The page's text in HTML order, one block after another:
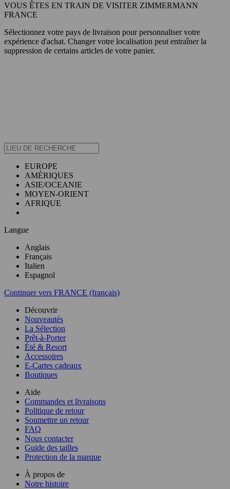
VOUS ÊTES EN TRAIN DE VISITER ZIMMERMANN
FRANCE
Sélectionnez votre pays de livraison pour personnaliser votre
expérience d'achat. Changer votre localisation peut entraîner la
suppression de certains articles de votre panier.
EUROPE
AMÉRIQUES
ASIE/OCEANIE
MOYEN-ORIENT
AFRIQUE
Langue
Anglais
Français
Italien
Espagnol
Continuer vers FRANCE (français)
Découvrir
Nouveautés
La Sélection
Prêt-à-Porter
Été & Resort
Accessoires
E-Cartes cadeaux
Boutiques
Aide
Commandes et livraisons
Politique de retour
Soumettre un retour
FAQ
Nous contacter
Guide des tailles
Protection de la marque
À propos de
Notre histoire